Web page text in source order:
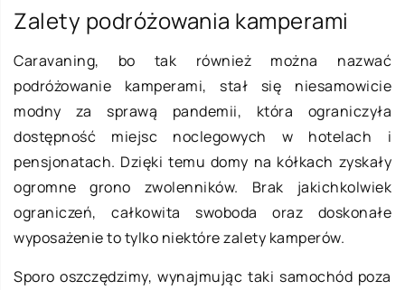
Zalety podróżowania kamperami
Caravaning, bo tak również można nazwać
podróżowanie kamperami, stał się niesamowicie
modny za sprawą pandemii, która ograniczyła
dostępność miejsc noclegowych w hotelach i
pensjonatach. Dzięki temu domy na kółkach zyskały
ogromne grono zwolenników. Brak jakichkolwiek
ograniczeń, całkowita swoboda oraz doskonałe
wyposażenie to tylko niektóre zalety kamperów.
Sporo oszczędzimy, wynajmując taki samochód poza